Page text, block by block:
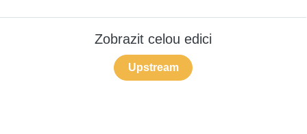
Zobrazit celou edici
Upstream